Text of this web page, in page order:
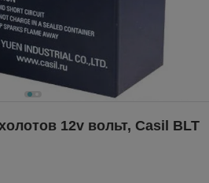
12v вольт, Casil BLT